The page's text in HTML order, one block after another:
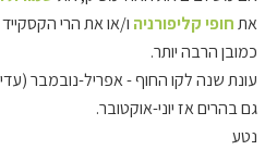
אתחופי קליפורניה ו/או את הרי
כמובן הרבה יותר.
עונת שנה לקו החוף - אפריל-נובמבר
גם בהרים אז יוני-אוקטובר.
נטע